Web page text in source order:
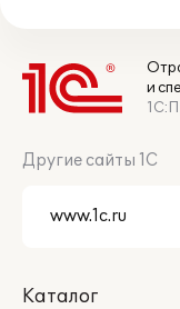
и
Другие сайты 1С
Каталог